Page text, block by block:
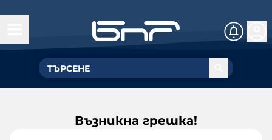
Възникна грешка!